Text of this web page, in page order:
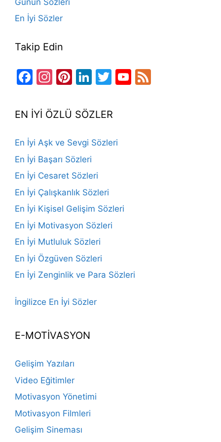
En İyi Sözler
Takip Edin
Facebook
Instagram
Pinterest
LinkedIn
TwitterYouTube
EN İYİ ÖZLÜ SÖZLER
En İyi Aşk ve Sevgi Sözleri
En İyi Başarı Sözleri
En İyi Cesaret Sözleri
En İyi Çalışkanlık Sözleri
En İyi Kişisel Gelişim Sözleri
En İyi Motivasyon Sözleri
En İyi Mutluluk Sözleri
En İyi Özgüven Sözleri
En İyi Zenginlik ve Para Sözleri
İngilizce En İyi Sözler
E-MOTİVASYON
Gelişim Yazıları
Video Eğitimler
Motivasyon Yönetimi
Motivasyon Filmleri
Gelişim Sineması